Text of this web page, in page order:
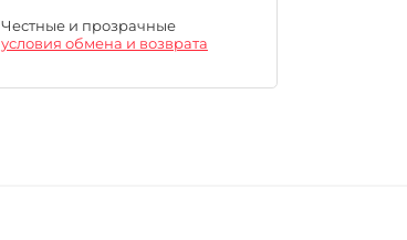
Честные и прозрачные
условия обмена и возврата